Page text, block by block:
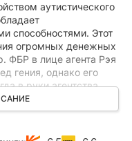
аутистического
способностями. Этот
огромных денежных
ФБР в лице агента Рэя
гения, однако его
в руки агентства
зацепиться за
и становится